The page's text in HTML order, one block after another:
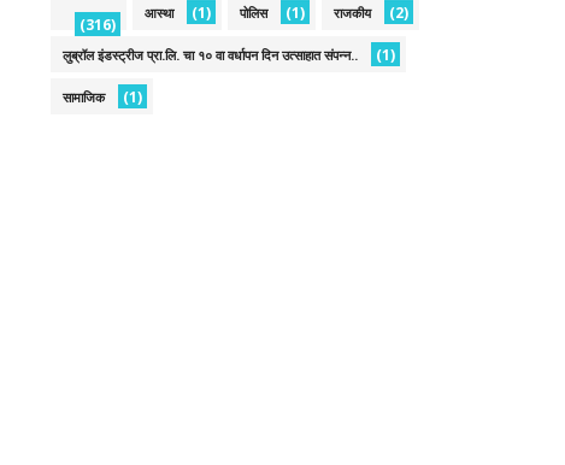
(316)
आस्था (1) पोलिस (1) राजकीय (2)
लुब्रॉल इंडस्ट्रीज प्रा.लि. चा १० वा वर्धापन दिन उत्साहात संपन्न.. (1)
सामाजिक (1)